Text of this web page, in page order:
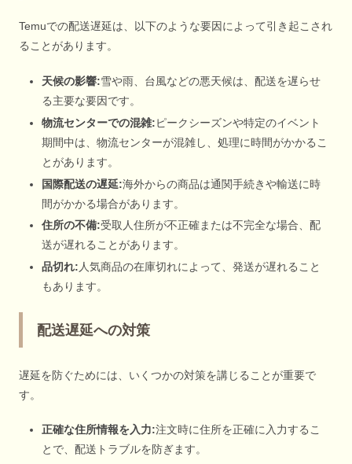
Temuでの配送遅延は、以下のような要因によって引き起こされ
ることがあります。
天候の影響:雪や雨、台風などの悪天候は、配送を遅らせ
る主要な要因です。
物流センターでの混雑:ピークシーズンや特定のイベント
期間中は、物流センターが混雑し、処理に時間がかかるこ
とがあります。
国際配送の遅延:海外からの商品は通関手続きや輸送に時
間がかかる場合があります。
住所の不備:受取人住所が不正確または不完全な場合、配
送が遅れることがあります。
品切れ:人気商品の在庫切れによって、発送が遅れること
もあります。
配送遅延への対策
遅延を防ぐためには、いくつかの対策を講じることが重要で
す。
正確な住所情報を入力:注文時に住所を正確に入力するこ
とで、配送トラブルを防ぎます。